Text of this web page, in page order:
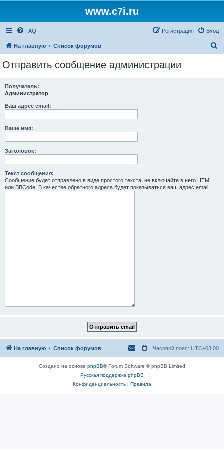
www.c7i.ru
FAQ Вход
Регистрация
На главную Список форумов
Отправить сообщение администрации
Получатель:
Администратор
Ваш адрес email:
Ваше имя:
Заголовок:
Текст сообщения:
Сообщение будет отправлено в виде простого текста, не включайте в него HTML
или BBCode. В качестве обратного адреса будет показываться ваш адрес email.
На главную Список форумов Часовой пояс: UTC+03:00
Создано на основе phpBB® Forum Software © phpBB Limited
Русская поддержка phpBB
Конфиденциальность| Правила